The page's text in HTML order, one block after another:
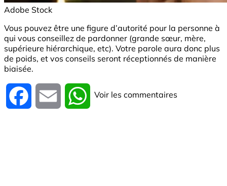
Adobe Stock
Vous pouvez être une figure d’autorité pour la personne à
qui vous conseillez de pardonner (grande sœur, mère,
supérieure hiérarchique, etc). Votre parole aura donc plus
de poids, et vos conseils seront réceptionnés de manière
biaisée.
Facebook Email WhatsApp
Voir les commentaires